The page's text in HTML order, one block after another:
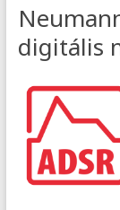
digitális